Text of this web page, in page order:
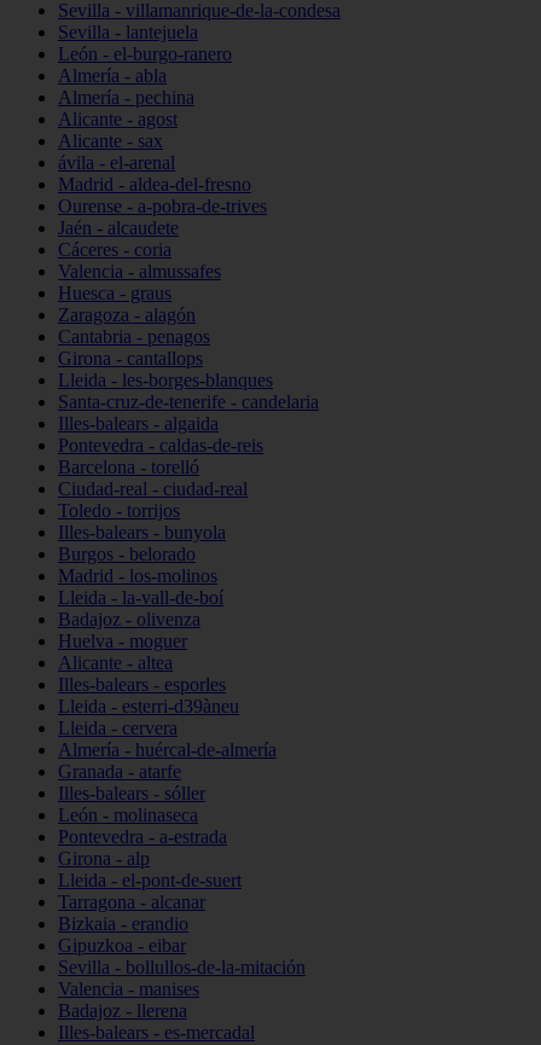
Sevilla - villamanrique-de-la-condesa
Sevilla - lantejuela
León - el-burgo-ranero
Almería - abla
Almería - pechina
Alicante - agost
Alicante - sax
ávila - el-arenal
Madrid - aldea-del-fresno
Ourense - a-pobra-de-trives
Jaén - alcaudete
Cáceres - coria
Valencia - almussafes
Huesca - graus
Zaragoza - alagón
Cantabria - penagos
Girona - cantallops
Lleida - les-borges-blanques
Santa-cruz-de-tenerife - candelaria
Illes-balears - algaida
Pontevedra - caldas-de-reis
Barcelona - torelló
Ciudad-real - ciudad-real
Toledo - torrijos
Illes-balears - bunyola
Burgos - belorado
Madrid - los-molinos
Lleida - la-vall-de-boí
Badajoz - olivenza
Huelva - moguer
Alicante - altea
Illes-balears - esporles
Lleida - esterri-d39àneu
Lleida - cervera
Almería - huércal-de-almería
Granada - atarfe
Illes-balears - sóller
León - molinaseca
Pontevedra - a-estrada
Girona - alp
Lleida - el-pont-de-suert
Tarragona - alcanar
Bizkaia - erandio
Gipuzkoa - eibar
Sevilla - bollullos-de-la-mitación
Valencia - manises
Badajoz - llerena
Illes-balears - es-mercadal